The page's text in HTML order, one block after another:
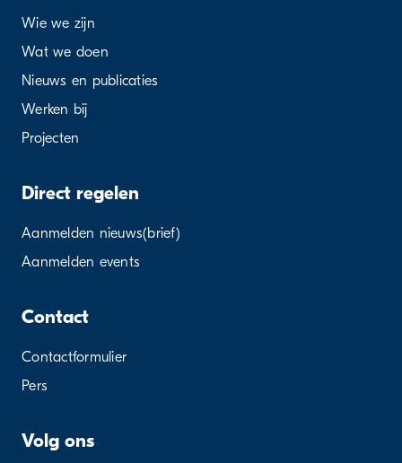
Wie we zijn
Wat we doen
Nieuws en publicaties
Werken bij
Projecten
Direct regelen
Aanmelden nieuws(brief)
Aanmelden events
Contact
Contactformulier
Pers
Volg ons